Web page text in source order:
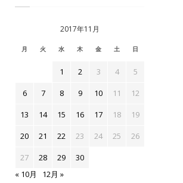
2017年11月
月 火 水 木 金 土 日
1 2 3 4
5
6
7 8 9 10 11
12
13
14 15 16 17 18
19
20
21 22 23 24 25
26
27
28 29
30
« 10月
12月 »